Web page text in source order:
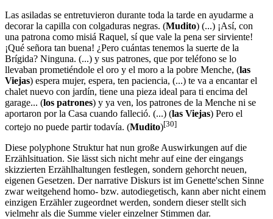
Las asiladas se entretuvieron durante toda la tarde en ayudarme a
decorar la capilla con colgaduras negras. (Mudito) (...) ¡Así, con
una patrona como misiá Raquel, sí que vale la pena ser sirviente!
¡Qué señora tan buena! ¿Pero cuántas tenemos la suerte de la
Brígida? Ninguna. (...) y sus patrones, que por teléfono se lo
llevaban prometiéndole el oro y el moro a la pobre Menche, (las
Viejas) espera mujer, espera, ten paciencia, (...) te va a encantar el
chalet nuevo con jardín, tiene una pieza ideal para ti encima del
garage... (los patrones) y ya ven, los patrones de la Menche ni se
aportaron por la Casa cuando falleció. (...) (las Viejas) Pero el
cortejo no puede partir todavía. (Mudito)[30]
Diese polyphone Struktur hat nun große Auswirkungen auf die
Erzählsituation. Sie lässt sich nicht mehr auf eine der eingangs
skizzierten Erzählhaltungen festlegen, sondern gehorcht neuen,
eigenen Gesetzen. Der narrative Diskurs ist im Genette'schen Sinne
zwar weitgehend homo- bzw. autodiegetisch, kann aber nicht einem
einzigen Erzähler zugeordnet werden, sondern dieser stellt sich
vielmehr als die Summe vieler einzelner Stimmen dar.